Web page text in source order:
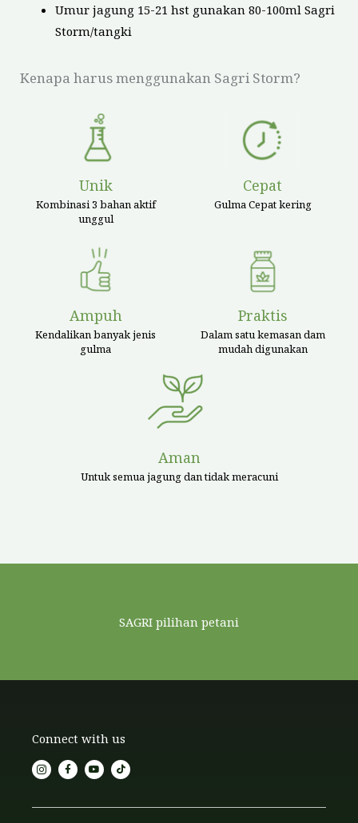
Umur jagung 15-21 hst gunakan 80-100ml Sagri
Storm/tangki
Kenapa harus menggunakan Sagri Storm?
Unik
Kombinasi 3 bahan aktif
unggul
Cepat
Gulma Cepat kering
Ampuh
Kendalikan banyak jenis
gulma
Praktis
Dalam satu kemasan dam
mudah digunakan
Aman
Untuk semua jagung dan tidak meracuni
SAGRI pilihan petani
Connect with us
I
n
F
e
Y
t
T
t